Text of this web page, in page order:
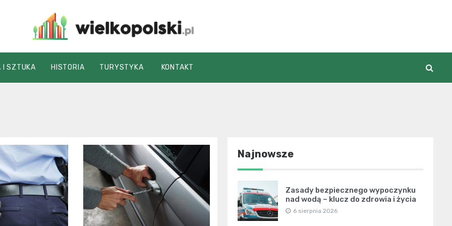
wielkopolski.pl
I SZTUKA HISTORIA TURYSTYKA KONTAKT
Najnowsze
Zasady bezpiecznego wypoczynku
nad wodą – klucz do zdrowia i życia
6 sierpnia 2026